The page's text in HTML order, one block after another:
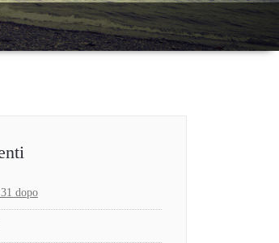
dopo